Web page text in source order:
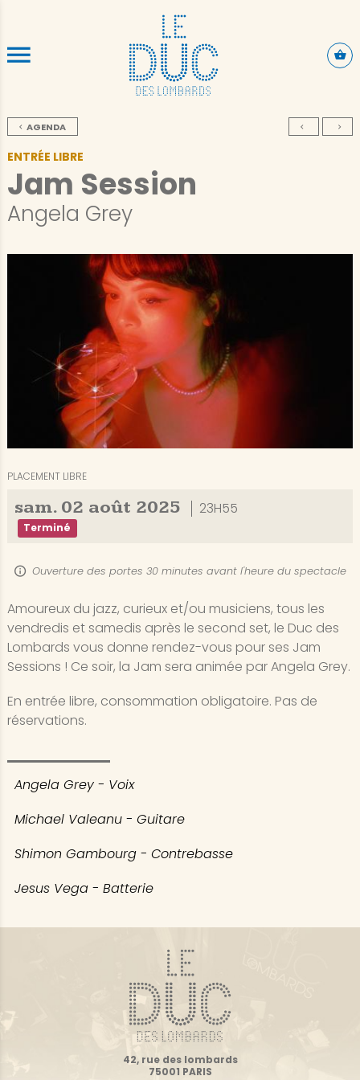
ALLER AU CONTENU PRINCIPAL
AGENDA
ENTRÉE LIBRE
Jam Session
Angela Grey
PLACEMENT LIBRE
sam. 02 août 2025 23H55
Terminé
Ouverture des portes 30 minutes avant l'heure du spectacle
Amoureux du jazz, curieux et/ou musiciens, tous les
vendredis et samedis après le second set, le Duc des
Lombards vous donne rendez-vous pour ses Jam
Sessions ! Ce soir, la Jam sera animée par Angela Grey.
En entrée libre, consommation obligatoire. Pas de
réservations.
Angela Grey - Voix
Michael Valeanu - Guitare
Shimon Gambourg - Contrebasse
Jesus Vega - Batterie
42, rue des lombards
75001 PARIS